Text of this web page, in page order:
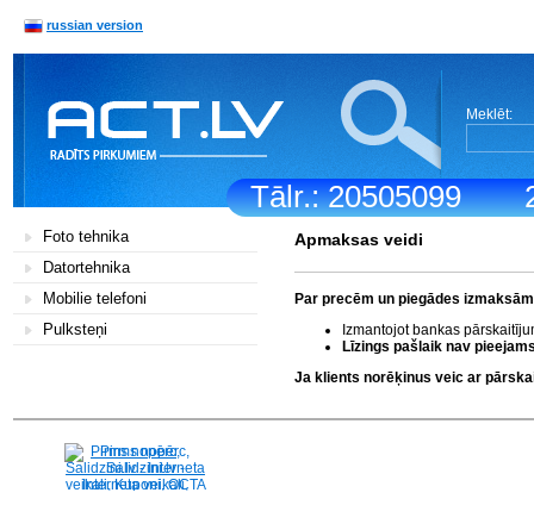
Tālr.: 20505099
russian version
Meklēt:
Foto tehnika
Datortehnika
Mobilie telefoni
Pulksteņi
Apmaksas veidi
Par precēm un piegādes
Izmantojot bankas
Līzings pašlaik nav
Ja klients norēķinus veic ar
Pirms nopērc,
Salidzini.lv - Interneta
veikali, Kuponi, OCTA